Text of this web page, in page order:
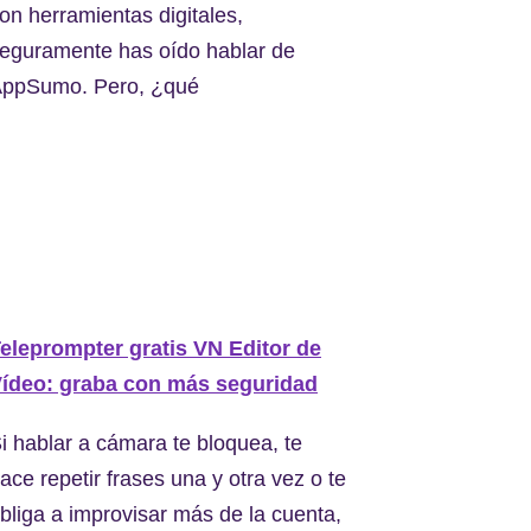
herramientas digitales,
has oído hablar de
Pero, ¿qué
gratis VN Editor de
graba con más seguridad
hablar a cámara te bloquea, te
repetir frases una y otra vez o te
a improvisar más de la cuenta,